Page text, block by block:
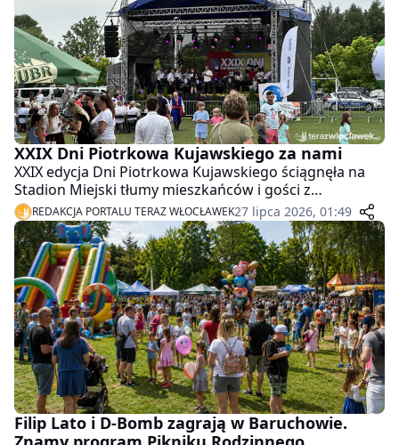
XXIX Dni Piotrkowa Kujawskiego za nami
XXIX edycja Dni Piotrkowa Kujawskiego ściągnęła na
Stadion Miejski tłumy mieszkańców i gości z
okolicznych gmin.
REDAKCJA PORTALU TERAZ WŁOCŁAWEK27 lipca 2026, 01:49
Filip Lato i D-Bomb zagrają w Baruchowie.